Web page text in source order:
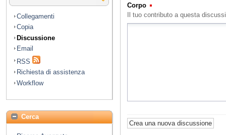
Collegamenti
Copia
Discussione
Email
RSS
Richiesta di assistenza
Workflow
Cerca
Corpo
Il tuo contributo a questa